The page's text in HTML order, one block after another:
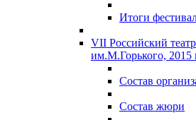
Итоги
VII Российский
им.М.Горького, 2015
Состав
Состав жюри